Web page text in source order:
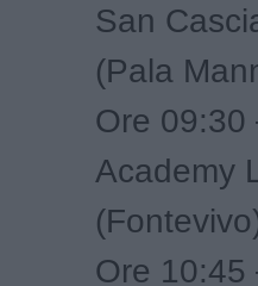
San
(Pala
Ore 09:30
Academy
Ore 10:45